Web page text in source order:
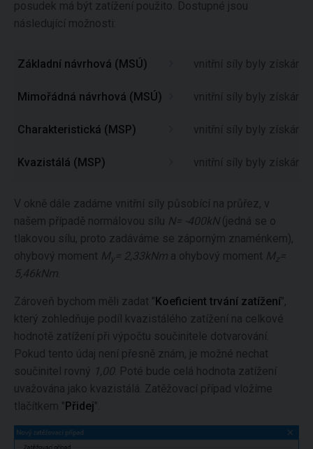
posudek má být zatížení použito. Dostupné jsou
následující možnosti:
Základní návrhová (MSÚ) vnitřní síly byly získány
Mimořádná návrhová (MSÚ) vnitřní síly byly získány
Charakteristická (MSP) vnitřní síly byly získány
Kvazistálá (MSP) vnitřní síly byly získány
V okně dále zadáme vnitřní síly působící na průřez, v
našem případě normálovou sílu N= -400kN(jedná se o
tlakovou sílu, proto zadáváme se záporným znaménkem),
ohybový moment My = 2,33kNm a ohybový moment M z
5,46kNm
Zároveň bychom měli zadat "Koeficient trvání zatížení",
který zohledňuje podíl kvazistálého zatížení na celkové
hodnotě zatížení při výpočtu součinitele dotvarování.
Pokud tento údaj není přesně znám, je možné nechat
součinitel rovný 1,00. Poté bude celá hodnota zatížení
uvažována jako kvazistálá. Zatěžovací případ vložíme
tlačítkem "Přidej".